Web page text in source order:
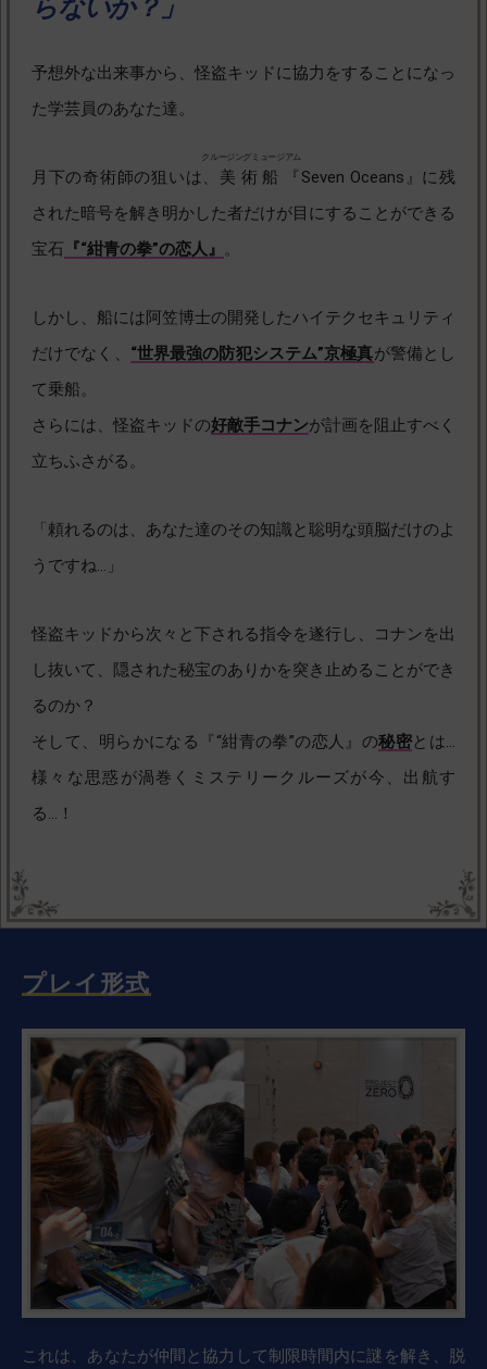
らないか？」
予想外な出来事から、怪盗キッドに協力をすることになっ
た学芸員のあなた達。
月下の奇術師の狙いは、 美術船
『Seven Oceans』に残
された暗号を解き明かした者だけが目にすることができる
宝石 『“紺青の拳”の恋人』 。
しかし、船には阿笠博士の開発したハイテクセキュリティ
だけでなく、 “世界最強の防犯システム”京極真が警備とし
て乗船。
さらには、怪盗キッドの好敵手コナンが計画を阻止すべく
立ちふさがる。
「頼れるのは、あなた達のその知識と聡明な頭脳だけのよ
うですね…」
怪盗キッドから次々と下される指令を遂行し、コナンを出
し抜いて、隠された秘宝のありかを突き止めることができ
るのか？
そして、明らかになる『“紺青の拳”の恋人』の秘密とは…
様々な思惑が渦巻くミステリークルーズが今、出航す
る…！
プレイ形式
これは、あなたが仲間と協力して制限時間内に謎を解き、脱